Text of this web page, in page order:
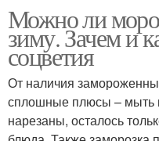
Можно ли
зиму. Зачем и
соцветия
От наличия
сплошные плюсы – мыть
нарезаны, осталось